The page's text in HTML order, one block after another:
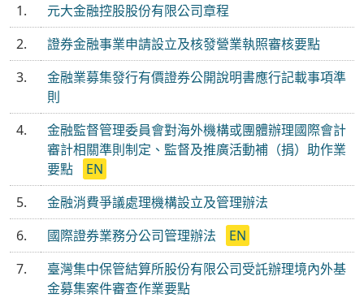
1.
元大金融控股股份有限公司章程
2.
證券金融事業申請設立及核發營業執照審核要點
3.
金融業募集發行有價證券公開說明書應行記載事項準
則
4.
金融監督管理委員會對海外機構或團體辦理國際會計
審計相關準則制定、監督及推廣活動補（捐）助作業
要點
EN
5.
金融消費爭議處理機構設立及管理辦法
6.
國際證券業務分公司管理辦法
EN
7.
臺灣集中保管結算所股份有限公司受託辦理境內外基
金募集案件審查作業要點